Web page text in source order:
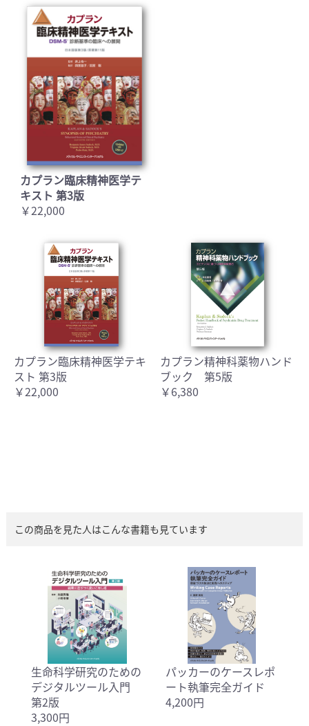
カプラン臨床精神医学テ
キスト 第3版
￥22,000
カプラン臨床精神医学テキ
スト 第3版
￥22,000
カプラン精神科薬物ハンド
ブック 第5版
￥6,380
この商品を見た人はこんな書籍も見ています
生命科学研究のための
デジタルツール入門
第2版
3,300円
パッカーのケースレポ
ート執筆完全ガイド
4,200円